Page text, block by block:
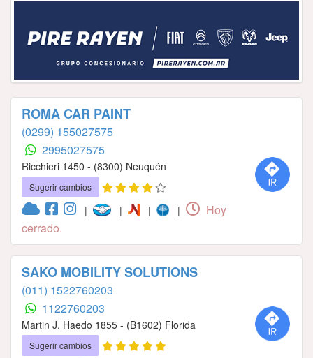
ROMA CAR PAINT
(0299) 155027575
2995027575
Ricchieri 1450 - (8300) Neuquén
Sugerir cambios
| | | |
Hoy
cerrado.
SAKO MOBILITY SOLUTIONS
(011) 1522760203
1122760203
Martin J. Haedo 1855 - (B1602) Florida
Sugerir cambios